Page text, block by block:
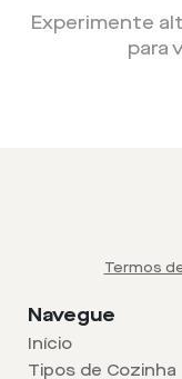
Experimente
para
Termos
Navegue
Início
Tipos de Cozinha